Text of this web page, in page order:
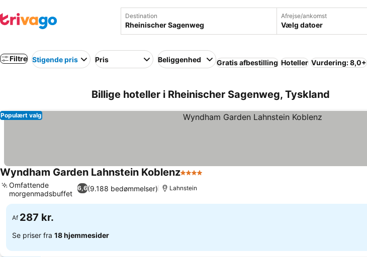
Destination Afrejse/ankomst
Vælg datoer
Filtre Stigende pris Pris Beliggenhed Gratis afbestilling Hoteller Vurdering: 8,0+
Billige hoteller i Rheinischer Sagenweg, Tyskland
Populært valg
Wyndham Garden Lahnstein Koblenz4 Stjerner
6,6(9.188 bedømmelser)
Omfattende
morgenmadsbuffet
Lahnstein
Af 287 kr.
Se priser fra 18 hjemmesider